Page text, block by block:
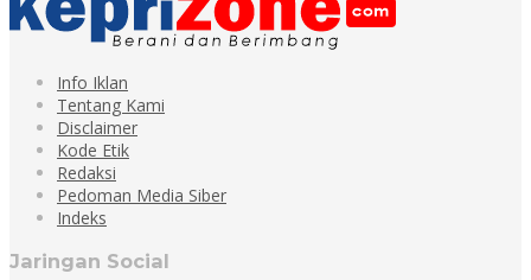
Info Iklan
Tentang Kami
Disclaimer
Kode Etik
Redaksi
Pedoman Media Siber
Indeks
Jaringan Social